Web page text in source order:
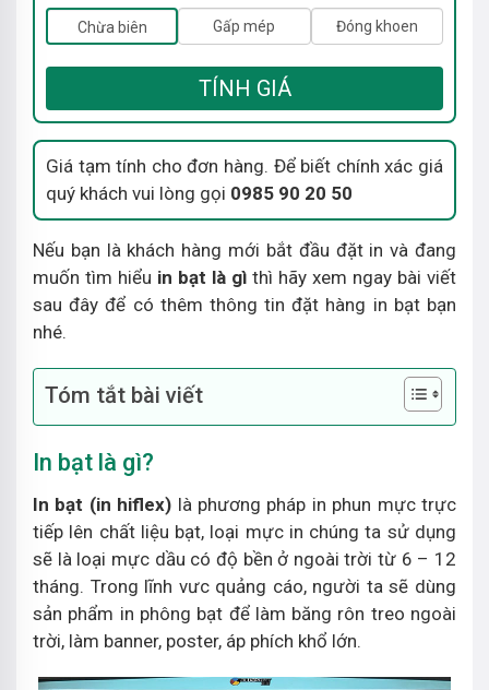
Chừa biên Gấp mép Đóng khoen
TÍNH GIÁ
Giá tạm tính cho đơn hàng. Để biết chính xác giá
quý khách vui lòng gọi 0985 90 20 50
Nếu bạn là khách hàng mới bắt đầu đặt in và đang
muốn tìm hiểu in bạt là gì thì hãy xem ngay bài viết
sau đây để có thêm thông tin đặt hàng in bạt bạn
nhé.
Tóm tắt bài viết
In bạt là gì?
In bạt (in hiflex) là phương pháp in phun mực trực
tiếp lên chất liệu bạt, loại mực in chúng ta sử dụng
sẽ là loại mực dầu có độ bền ở ngoài trời từ 6 – 12
tháng. Trong lĩnh vưc quảng cáo, người ta sẽ dùng
sản phẩm in phông bạt để làm băng rôn treo ngoài
trời, làm banner, poster, áp phích khổ lớn.